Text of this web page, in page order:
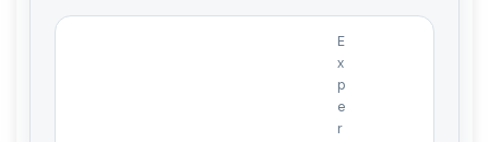
E
x
p
e
r